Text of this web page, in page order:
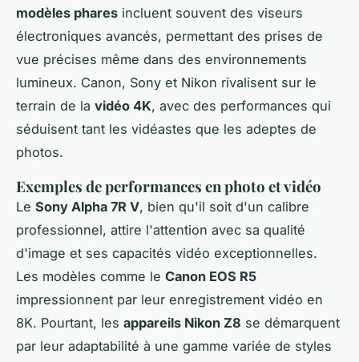
modèles phares incluent souvent des viseurs
électroniques avancés, permettant des prises de
vue précises même dans des environnements
lumineux. Canon, Sony et Nikon rivalisent sur le
terrain de la vidéo 4K, avec des performances qui
séduisent tant les vidéastes que les adeptes de
photos.
Exemples de performances en photo et vidéo
Le Sony Alpha 7R V, bien qu'il soit d'un calibre
professionnel, attire l'attention avec sa qualité
d'image et ses capacités vidéo exceptionnelles.
Les modèles comme le Canon EOS R5
impressionnent par leur enregistrement vidéo en
8K. Pourtant, les appareils Nikon Z8 se démarquent
par leur adaptabilité à une gamme variée de styles